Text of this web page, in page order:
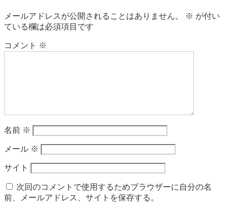
メールアドレスが公開されることはありません。 ※ が付い
ている欄は必須項目です
コメント ※
名前 ※
メール ※
サイト
次回のコメントで使用するためブラウザーに自分の名
前、メールアドレス、サイトを保存する。